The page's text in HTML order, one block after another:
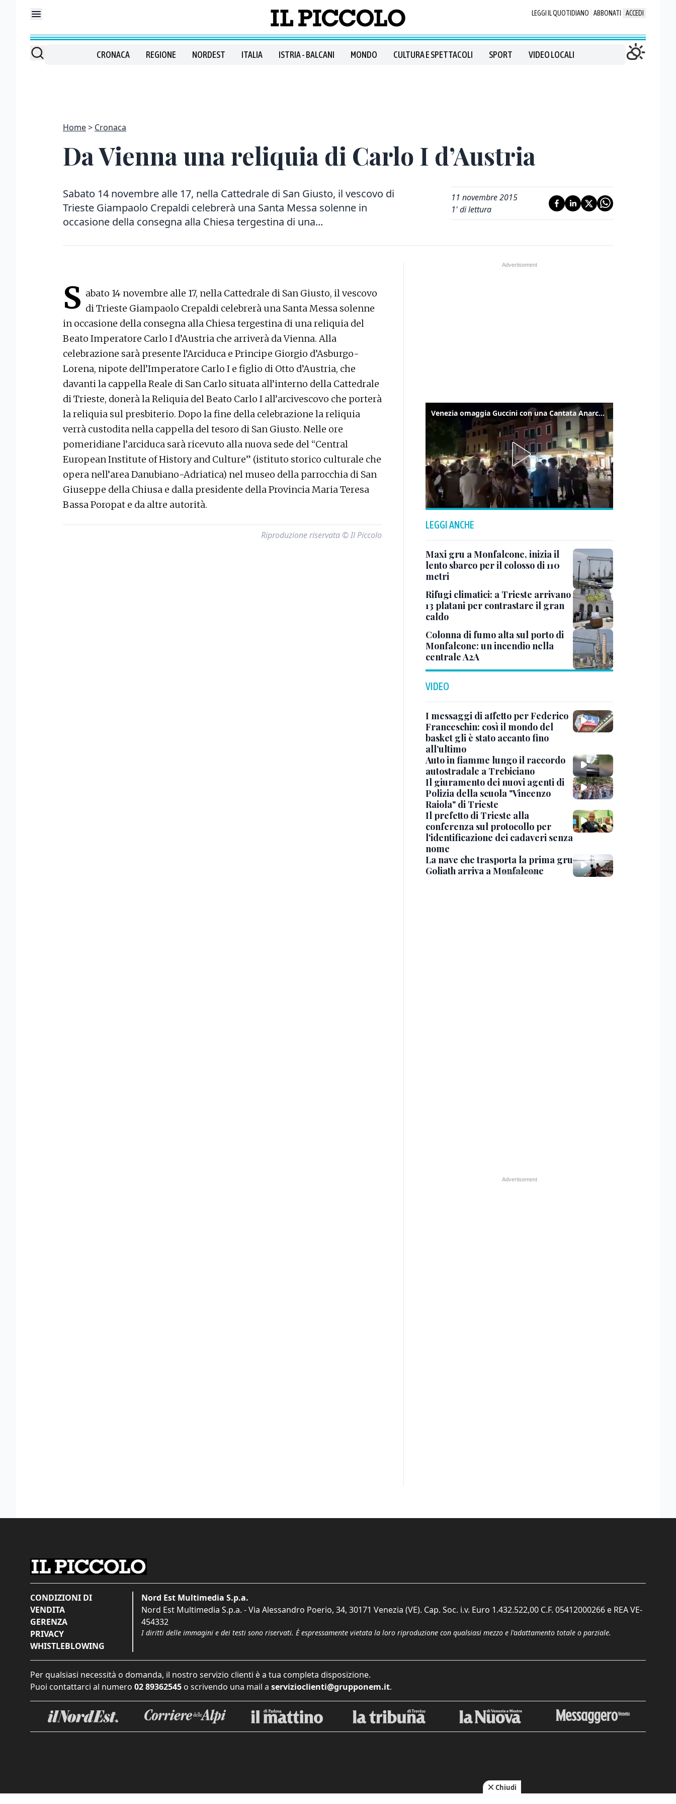
LEGGI IL QUOTIDIANO ABBONATI ACCEDI
CRONACA REGIONE NORDEST ITALIA ISTRIA - BALCANI MONDO CULTURA E SPETTACOLI SPORT VIDEO LOCALI
Home Cronaca
Da Vienna una reliquia di Carlo I d’Austria
Sabato 14 novembre alle 17, nella Cattedrale di San Giusto, il vescovo di
Trieste Giampaolo Crepaldi celebrerà una Santa Messa solenne in
occasione della consegna alla Chiesa tergestina di una...
11 novembre 2015
1' di lettura
S abato 14 novembre alle 17, nella Cattedrale di San Giusto, il vescovo
di Trieste Giampaolo Crepaldi celebrerà una Santa Messa solenne
in occasione della consegna alla Chiesa tergestina di una reliquia del
Beato Imperatore Carlo I d’Austria che arriverà da Vienna. Alla
celebrazione sarà presente l’Arciduca e Principe Giorgio d’Asburgo-
Lorena, nipote dell’Imperatore Carlo I e figlio di Otto d’Austria, che
davanti la cappella Reale di San Carlo situata all’interno della Cattedrale
di Trieste, donerà la Reliquia del Beato Carlo I all’arcivescovo che porterà
la reliquia sul presbiterio. Dopo la fine della celebrazione la reliquia
verrà custodita nella cappella del tesoro di San Giusto. Nelle ore
pomeridiane l’arciduca sarà ricevuto alla nuova sede del “Central
European Institute of History and Culture” (istituto storico culturale che
opera nell’area Danubiano-Adriatica) nel museo della parrocchia di San
Giuseppe della Chiusa e dalla presidente della Provincia Maria Teresa
Bassa Poropat e da altre autorità.
Riproduzione riservata © Il Piccolo
Venezia omaggia Guccini con una Cantata Anarchica in campo Santa Margherita
LEGGI ANCHE
Maxi gru a Monfalcone, inizia il
lento sbarco per il colosso di 110
metri
Rifugi climatici: a Trieste arrivano
13 platani per contrastare il gran
caldo
Colonna di fumo alta sul porto di
Monfalcone: un incendio nella
centrale A2A
VIDEO
I messaggi di affetto per Federico
Franceschin: così il mondo del
basket gli è stato accanto fino
all’ultimo
Auto in fiamme lungo il raccordo
autostradale a Trebiciano
Il giuramento dei nuovi agenti di
Polizia della scuola "Vincenzo
Raiola" di Trieste
Il prefetto di Trieste alla
conferenza sul protocollo per
l'identificazione dei cadaveri senza
nome
La nave che trasporta la prima gru
Goliath arriva a Monfalcone
CONDIZIONI DI
VENDITA
GERENZA
PRIVACY
WHISTLEBLOWING
Nord Est Multimedia S.p.a.
Nord Est Multimedia S.p.a. - Via Alessandro Poerio, 34, 30171 Venezia (VE). Cap. Soc. i.v. Euro 1.432.522,00 C.F. 05412000266 e REA VE-
454332
I diritti delle immagini e dei testi sono riservati. È espressamente vietata la loro riproduzione con qualsiasi mezzo e l'adattamento totale o parziale.
Per qualsiasi necessità o domanda, il nostro servizio clienti è a tua completa disposizione.
Puoi contattarci al numero 02 89362545 o scrivendo una mail a servizioclienti@grupponem.it.
Chiudi